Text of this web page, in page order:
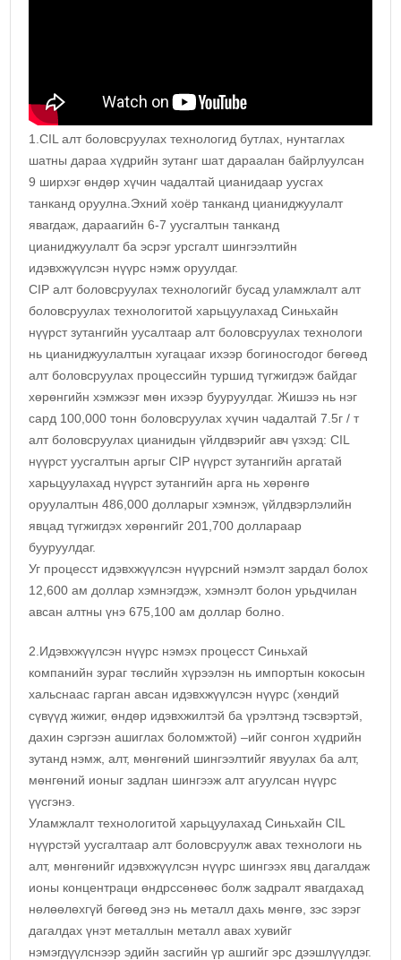
1.CIL алт боловсруулах технологид бутлах, нунтаглах
шатны дараа хүдрийн зутанг шат дараалан байрлуулсан
9 ширхэг өндөр хүчин чадалтай цианидаар уусгах
танканд оруулна.Эхний хоёр танканд цианиджуулалт
явагдаж, дараагийн 6-7 уусгалтын танканд
цианиджуулалт ба эсрэг урсгалт шингээлтийн
идэвхжүүлсэн нүүрс нэмж оруулдаг.
CIP алт боловсруулах технологийг бусад уламжлалт алт
боловсруулах технологитой харьцуулахад Синьхайн
нүүрст зутангийн уусалтаар алт боловсруулах технологи
нь цианиджуулалтын хугацааг ихээр богиносгодог бөгөөд
алт боловсруулах процессийн туршид түгжигдэж байдаг
хөрөнгийн хэмжээг мөн ихээр бууруулдаг. Жишээ нь нэг
сард 100,000 тонн боловсруулах хүчин чадалтай 7.5г / т
алт боловсруулах цианидын үйлдвэрийг авч үзхэд: CIL
нүүрст уусгалтын аргыг CIP нүүрст зутангийн аргатай
харьцуулахад нүүрст зутангийн арга нь хөрөнгө
оруулалтын 486,000 долларыг хэмнэж, үйлдвэрлэлийн
явцад түгжигдэх хөрөнгийг 201,700 доллараар
бууруулдаг.
Уг процесст идэвхжүүлсэн нүүрсний нэмэлт зардал болох
12,600 ам доллар хэмнэгдэж, хэмнэлт болон урьдчилан
авсан алтны үнэ 675,100 ам доллар болно.
2.Идэвхжүүлсэн нүүрс нэмэх процесст Синьхай
компанийн зураг төслийн хүрээлэн нь импортын кокосын
хальснаас гарган авсан идэвхжүүлсэн нүүрс (хөндий
сүвүүд жижиг, өндөр идэвхжилтэй ба үрэлтэнд тэсвэртэй,
дахин сэргээн ашиглах боломжтой) –ийг сонгон хүдрийн
зутанд нэмж, алт, мөнгөний шингээлтийг явуулах ба алт,
мөнгөний ионыг задлан шингээж алт агуулсан нүүрс
үүсгэнэ.
Уламжлалт технологитой харьцуулахад Синьхайн CIL
нүүрстэй уусгалтаар алт боловсруулж авах технологи нь
алт, мөнгөнийг идэвхжүүлсэн нүүрс шингээх явц дагалдаж
ионы концентраци өндрссөнөөс болж задралт явагдахад
нөлөөлөхгүй бөгөөд энэ нь металл дахь мөнгө, зэс зэрэг
дагалдах үнэт металлын металл авах хувийг
нэмэгдүүлснээр эдийн засгийн үр ашгийг эрс дээшлүүлдэг.